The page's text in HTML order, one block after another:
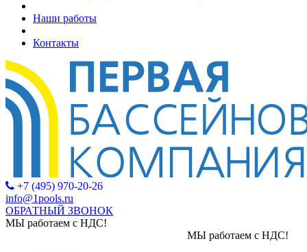
Наши работы
Контакты
+7 (495) 970-20-26
info@1pools.ru
ОБРАТНЫЙ ЗВОНОК
МЫ работаем с НДС!